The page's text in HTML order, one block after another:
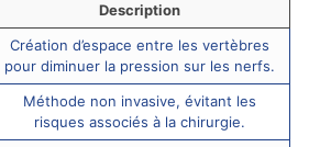
Description
Création d’espace entre les vertèbres
pour diminuer la pression sur les nerfs.
Méthode non invasive, évitant les
risques associés à la chirurgie.